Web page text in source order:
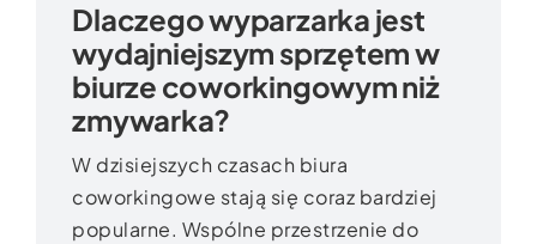
jest
wydajniejszym
sprzętem
w
biurze
coworkingowym
Dlaczego wyparzarka jest
wydajniejszym sprzętem w
biurze coworkingowym niż
zmywarka?
W dzisiejszych czasach biura
coworkingowe stają się coraz bardziej
popularne. Wspólne przestrzenie do